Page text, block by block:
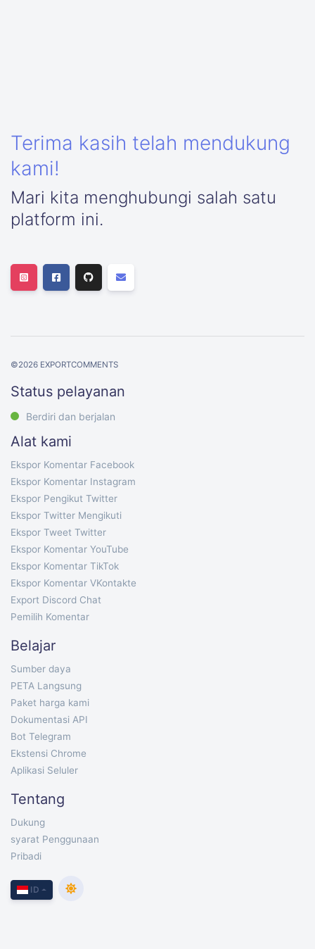
Terima kasih telah mendukung
kami!
Mari kita menghubungi salah satu
platform ini.
©2026 EXPORTCOMMENTS
Status pelayanan
Berdiri dan berjalan
Alat kami
Ekspor Komentar Facebook
Ekspor Komentar Instagram
Ekspor Pengikut Twitter
Ekspor Twitter Mengikuti
Ekspor Tweet Twitter
Ekspor Komentar YouTube
Ekspor Komentar TikTok
Ekspor Komentar VKontakte
Export Discord Chat
Pemilih Komentar
Belajar
Sumber daya
PETA Langsung
Paket harga kami
Dokumentasi API
Bot Telegram
Ekstensi Chrome
Aplikasi Seluler
Tentang
Dukung
syarat Penggunaan
Pribadi
ID